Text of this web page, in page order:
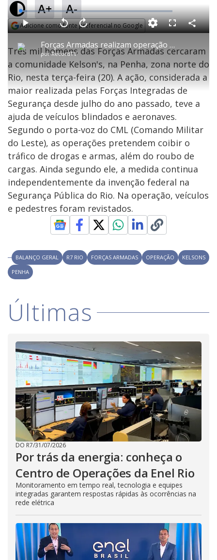
A+ A-
Adicione como fonte preferencial no Google
P
l
a
y
V
i
d
e
Forças Armadas realizam operação em comunidade da zona norte do Rio nesta terça-feira (20)
porRecordTV
P V
a
r
0
e
g
u
n
d
s
A
n
ç
a
1
s
e
u
n
d
o
s
M
u
d
o
L
o
a
d
e
4
.
3
7
%
F
l
s
c
e
n
C
o
a
r
i
l
h
a
Três mil homens das Forças Armadas cercaram
a comunidade Kelson's, na Penha, zona norte do
Rio, nesta terça-feira (20). A ação, considerada a
maior realizada pelas Forças Integradas de
Segurança desde julho do ano passado, teve a
ajuda de veículos blindados e aeronaves.
Segundo o porta-voz do CML (Comando Militar
do Leste), as operações pretendem coibir o
tráfico de drogas e armas, além do roubo de
cargas. Ainda segundo ele, a medida continua
independentemente da invenção federal na
Segurança Pública do Rio. Na operação, veículos
e pedestres foram revistados.
BALANÇO GERAL R7 RIO FORÇAS ARMADAS OPERAÇÃO
KELSONS
PENHA
Últimas
DO R7/31/07/2026
Por trás da energia: conheça o
Centro de Operações da Enel Rio
Monitoramento em tempo real, tecnologia e equipes
integradas garantem respostas rápidas às ocorrências na
rede elétrica